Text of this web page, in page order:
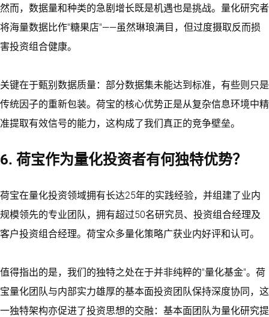
然而，数据量和种类的急剧增长既是机遇也是挑战。量化研究者
将海量数据比作"糖果店"——虽然琳琅满目，但过度摄取反而损
害投资组合健康。
关键在于甄别数据质量：部分数据集未能达到标准，有些则只是
传统因子的重新包装。荷宝的核心优势正是从复杂信息环境中精
准提取有效信号的能力，这构成了我们真正的竞争壁垒。
6. 荷宝作为量化投资者有何独特优势？
荷宝在量化投资领域拥有长达25年的实践经验，并组建了业内
规模领先的专业团队，拥有超过50名研究员、投资组合经理及
客户投资组合经理。荷宝众多量化策略广获业内好评和认可。
值得指出的是，我们的独特之处在于并非纯粹的"量化基金"。荷
宝量化团队与内部实力雄厚的基本面投资团队保持深度协同，这
一独特架构亦促进了投资思想的交融：基本面团队为量化研究提